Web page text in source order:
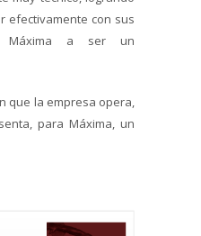
efectivamente con sus
Máxima a ser un
que la empresa opera,
para Máxima, un